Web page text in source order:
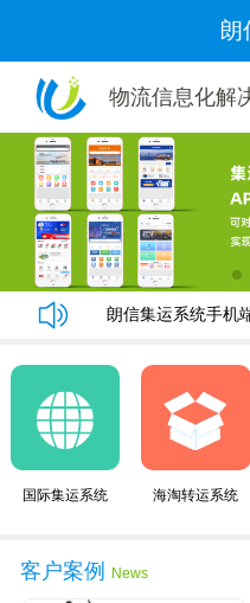
朗
物流信息化解
恭喜“好管家集运”
朗信集运系统手机
黄金8月，朗信再
恭喜“好管家集运”
朗信集运系统手机
朗信集运系统与广
国际集运系统 海淘转运系统
客户案例 News